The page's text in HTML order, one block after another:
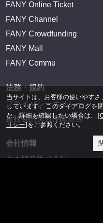
FANY Online Ticket
FANY Channel
FANY Crowdfunding
FANY Mall
FANY Commu
法務・規約
プライバシーポリシー
反社会的勢力排除宣言
会社情報
吉本興業株式会社
当サイトは、お客様の使いやす
しています。このダイアログを
か、詳細を確認したい場合は、
リシー]をご参照ください。